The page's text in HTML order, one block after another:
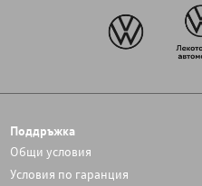
Поддръжка
Общи условия
Условия по гаранция